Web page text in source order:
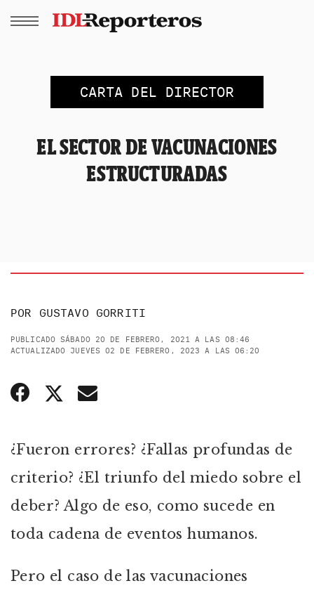
CARTA DEL DIRECTOR
EL SECTOR DE VACUNACIONES
ESTRUCTURADAS
POR GUSTAVO GORRITI
PUBLICADO SÁBADO 20 DE FEBRERO, 2021 A LAS 08:46
ACTUALIZADO JUEVES 02 DE FEBRERO, 2023 A LAS 06:20
¿Fueron errores? ¿Fallas profundas de
criterio? ¿El triunfo del miedo sobre el
deber? Algo de eso, como sucede en
toda cadena de eventos humanos.
Pero el caso de las vacunaciones